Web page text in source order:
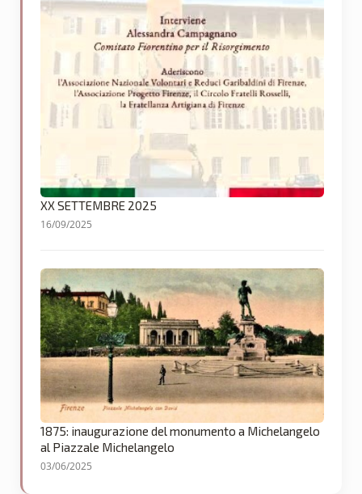
XX SETTEMBRE 2025
16/09/2025
1875: inaugurazione del monumento a Michelangelo
al Piazzale Michelangelo
03/06/2025